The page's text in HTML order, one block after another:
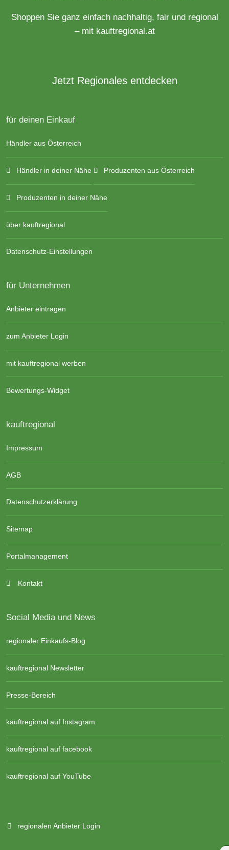
Shoppen Sie ganz einfach nachhaltig, fair und regional
– mit kauftregional.at
Jetzt Regionales entdecken
für deinen Einkauf
Händler aus Österreich
Händler in deiner Nähe Produzenten aus Österreich
Produzenten in deiner Nähe
über kauftregional
Datenschutz-Einstellungen
für Unternehmen
Anbieter eintragen
zum Anbieter Login
mit kauftregional werben
Bewertungs-Widget
kauftregional
Impressum
AGB
Datenschutzerklärung
Sitemap
Portalmanagement
Kontakt
Social Media und News
regionaler Einkaufs-Blog
kauftregional Newsletter
Presse-Bereich
kauftregional auf Instagram
kauftregional auf facebook
kauftregional auf YouTube
regionalen Anbieter Login